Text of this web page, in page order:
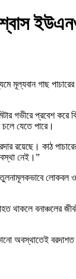
মূল্যবান গাছ
গভীরে প্রবেশ
যেতে পারে।
রয়েছে। কাঠ
নেই।”
থাকলে বনাঞ্চলের
অবস্থাতেই